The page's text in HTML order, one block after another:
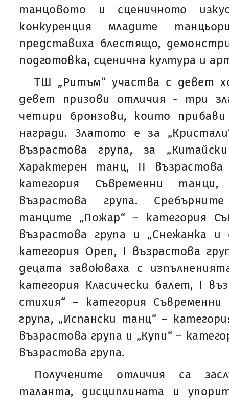
танцовото и сценичното
конкуренция младите
представиха блестящо,
подготовка, сценична култура и
ТШ „Ритъм“ участва с девет
девет призови отличия - три
четири бронзови, които
награди. Златото е за
възрастова група, за
Характерен танц, II
категория Съвременни
възрастова група.
танците „Пожар“ – категория
възрастова група и „Снежанка
категория Open, I възрастова
децата завоюваха с
категория Класически балет, I
стихия“ – категория
група, „Испански танц“ –
възрастова група и „Купи“ –
възрастова група.
Получените отличия са
таланта, дисциплината и